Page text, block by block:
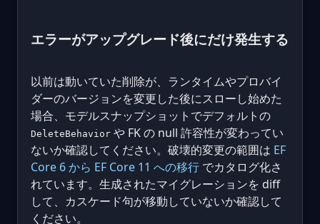
エラーがアップグレード後にだけ発生する
以前は動いていた削除が、ランタイムやプロバイ
ダーのバージョンを変更した後にスローし始めた
場合、モデルスナップショットでデフォルトの
DeleteBehavior や FK の null 許容性が変わってい
ないか確認してください。破壊的変更の範囲は EF
Core 6 から EF Core 11 への移行 でカタログ化さ
れています。生成されたマイグレーションを diff
して、カスケード句が移動していないか確認して
ください。